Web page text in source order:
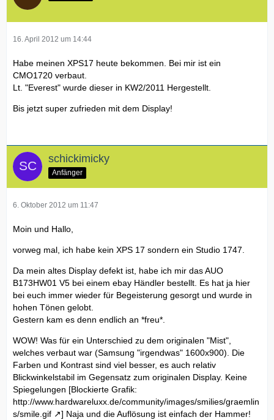
16. April 2012 um 14:44
Habe meinen XPS17 heute bekommen. Bei mir ist ein
CMO1720 verbaut.
Lt. "Everest" wurde dieser in KW2/2011 Hergestellt.
Bis jetzt super zufrieden mit dem Display!
schickimicky
Anfänger
6. Oktober 2012 um 11:47
Moin und Hallo,
vorweg mal, ich habe kein XPS 17 sondern ein Studio 1747.
Da mein altes Display defekt ist, habe ich mir das AUO
B173HW01 V5 bei einem ebay Händler bestellt. Es hat ja hier
bei euch immer wieder für Begeisterung gesorgt und wurde in
hohen Tönen gelobt.
Gestern kam es denn endlich an *freu*.
WOW! Was für ein Unterschied zu dem originalen "Mist",
welches verbaut war (Samsung "irgendwas" 1600x900). Die
Farben und Kontrast sind viel besser, es auch relativ
Blickwinkelstabil im Gegensatz zum originalen Display. Keine
Spiegelungen [Blockierte Grafik:
http://www.hardwareluxx.de/community/images/smilies/graemlin
s/smile.gif
] Naja und die Auflösung ist einfach der Hammer!